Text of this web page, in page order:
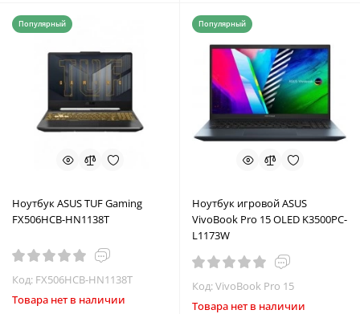
Популярный
Ноутбук ASUS TUF Gaming
FX506HCB-HN1138T
Код: FX506HCB-HN1138T
Товара нет в наличии
Популярный
Ноутбук игровой ASUS
VivoBook Pro 15 OLED K3500PC-
L1173W
Код: VivoBook Pro 15
Товара нет в наличии